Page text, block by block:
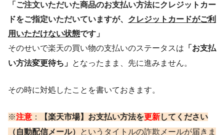
「ご注文いただいた商品のお支払い方法にクレジットカー
ドをご指定いただいていますが、 クレジットカードがご利
用いただけない状態です」
そのせいで楽天の買い物の支払いのステータスは 「お支払
い方法変更待ち」 となったまま、先に進みません。
その時に対処したことを書いておきます。
※注意 ： 【楽天市場】お支払い方法を更新してください
（自動配信メール）
というタイトルの詐欺メールが届きま